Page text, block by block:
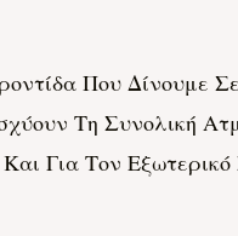
Που Δίνουμε
Τη Συνολική
Για Τον